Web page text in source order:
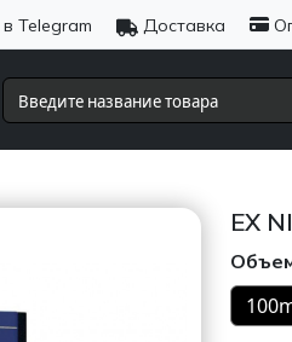
Telegram Доставка
EX